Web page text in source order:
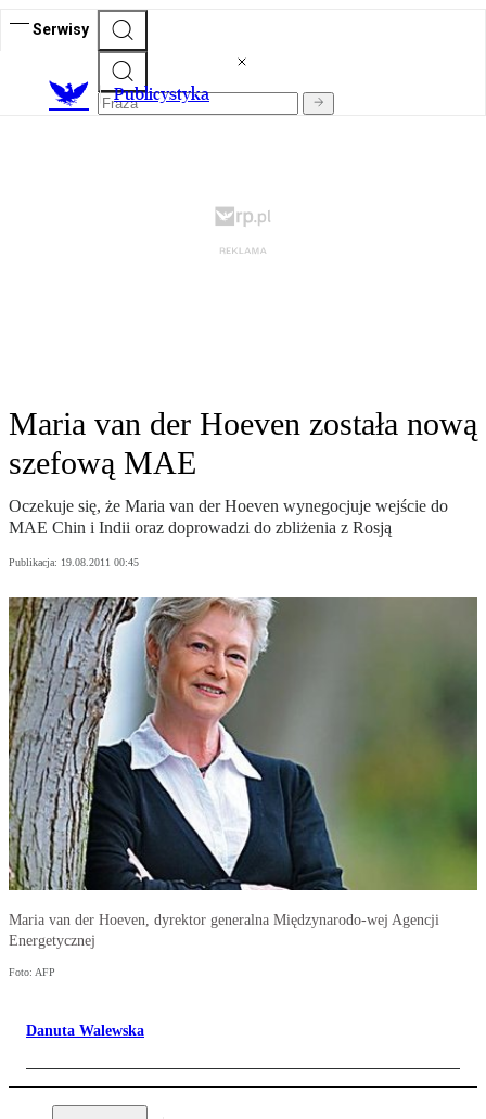
Serwisy
Publicystyka
Maria van der Hoeven została nową
szefową MAE
Oczekuje się, że Maria van der Hoeven wynegocjuje wejście do
MAE Chin i Indii oraz doprowadzi do zbliżenia z Rosją
Publikacja: 19.08.2011 00:45
Maria van der Hoeven, dyrektor generalna Międzynarodo-wej Agencji
Energetycznej
Foto: AFP
Danuta Walewska